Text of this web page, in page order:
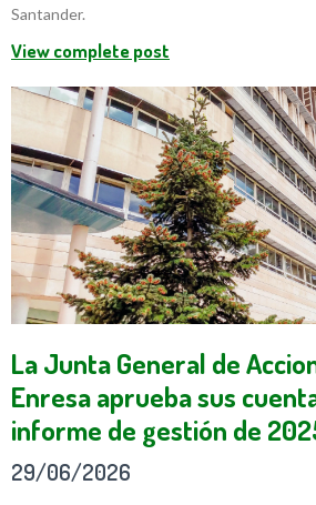
Santander.
View complete post
La Junta General de
Enresa aprueba sus
informe de gestión de
29/06/2026